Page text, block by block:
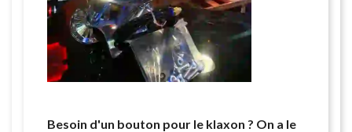
Besoin d'un bouton pour le klaxon ? On a le